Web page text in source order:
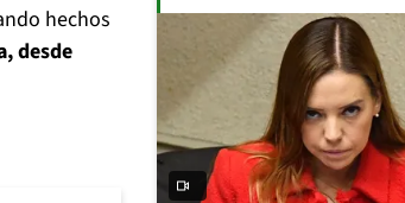
hechos
desde